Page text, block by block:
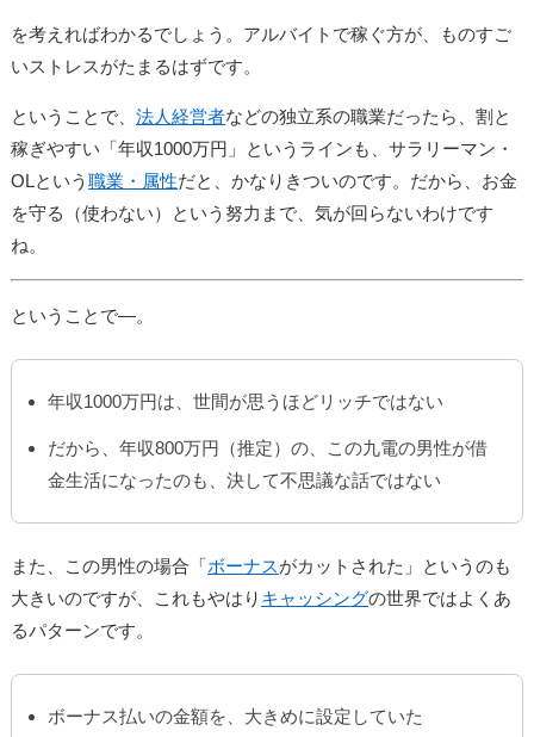
を考えればわかるでしょう。アルバイトで稼ぐ方が、ものすご
いストレスがたまるはずです。
ということで、法人経営者などの独立系の職業だったら、割と
稼ぎやすい「年収1000万円」というラインも、サラリーマン・
OLという職業・属性だと、かなりきついのです。だから、お金
を守る（使わない）という努力まで、気が回らないわけです
ね。
ということで―。
年収1000万円は、世間が思うほどリッチではない
だから、年収800万円（推定）の、この九電の男性が借
金生活になったのも、決して不思議な話ではない
また、この男性の場合「ボーナスがカットされた」というのも
大きいのですが、これもやはり キャッシングの世界ではよくあ
るパターンです。
ボーナス払いの金額を、大きめに設定していた